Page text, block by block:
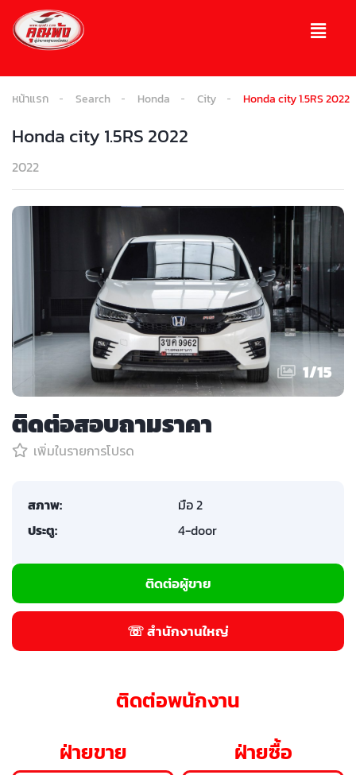
หน้าแรก Search Honda City Honda city 1.5RS 2022
Honda city 1.5RS 2022
2022
1/15
ติดต่อสอบถามราคา
เพิ่มในรายการโปรด
สภาพ:
มือ 2
ประตู:
4-door
ติดต่อผู้ขาย
☏ สำนักงานใหญ่
ติดต่อพนักงาน
ฝ่ายขาย
ฝ่ายซื้อ